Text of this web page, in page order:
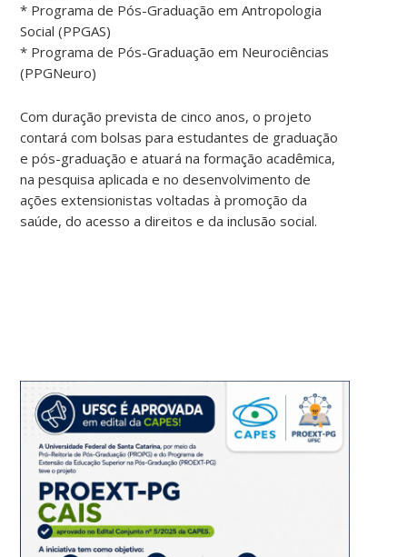
* Programa de Pós-Graduação em Antropologia
Social (PPGAS)
* Programa de Pós-Graduação em Neurociências
(PPGNeuro)
Com duração prevista de cinco anos, o projeto
contará com bolsas para estudantes de graduação
e pós-graduação e atuará na formação acadêmica,
na pesquisa aplicada e no desenvolvimento de
ações extensionistas voltadas à promoção da
saúde, do acesso a direitos e da inclusão social.